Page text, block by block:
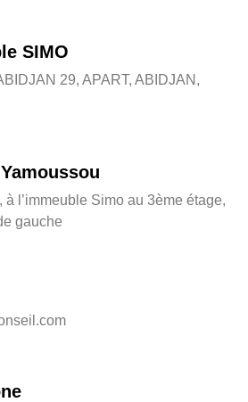
SIMO
29, APART, ABIDJAN,
à l’immeuble Simo au 3ème étage,
gauche